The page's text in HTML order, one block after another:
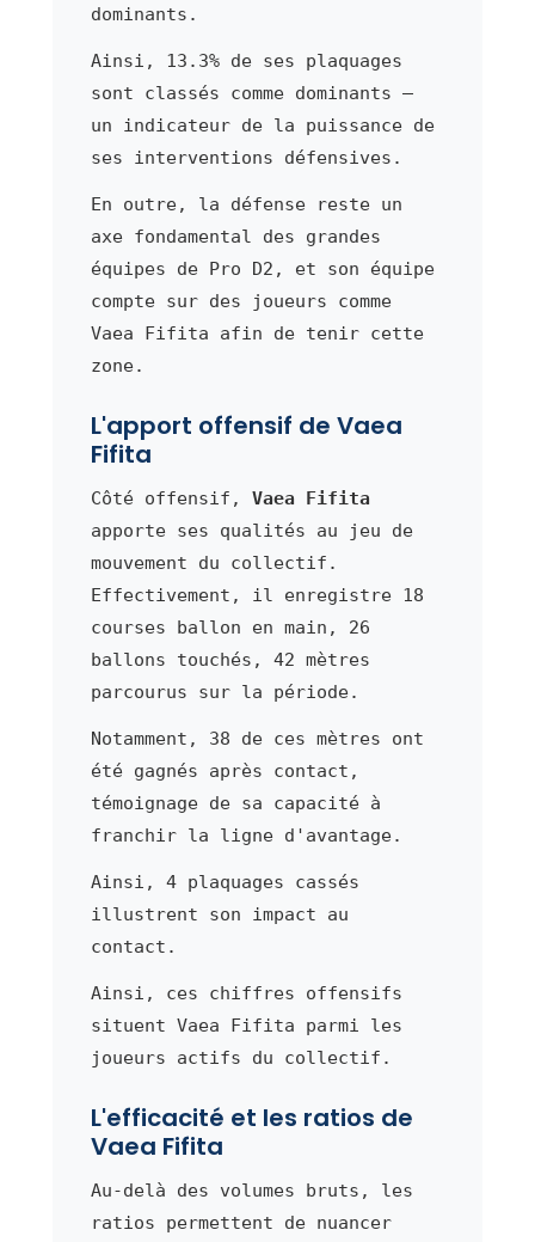
dominants.
Ainsi, 13.3% de ses plaquages
sont classés comme dominants —
un indicateur de la puissance de
ses interventions défensives.
En outre, la défense reste un
axe fondamental des grandes
équipes de Pro D2, et son équipe
compte sur des joueurs comme
Vaea Fifita afin de tenir cette
zone.
L'apport offensif de Vaea
Fifita
Côté offensif, Vaea Fifita
apporte ses qualités au jeu de
mouvement du collectif.
Effectivement, il enregistre 18
courses ballon en main, 26
ballons touchés, 42 mètres
parcourus sur la période.
Notamment, 38 de ces mètres ont
été gagnés après contact,
témoignage de sa capacité à
franchir la ligne d'avantage.
Ainsi, 4 plaquages cassés
illustrent son impact au
contact.
Ainsi, ces chiffres offensifs
situent Vaea Fifita parmi les
joueurs actifs du collectif.
L'efficacité et les ratios de
Vaea Fifita
Au-delà des volumes bruts, les
ratios permettent de nuancer